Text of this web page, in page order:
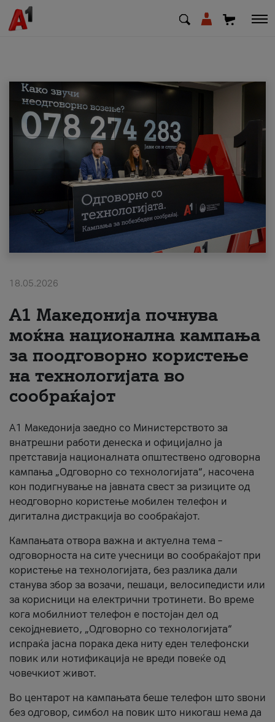
МК EN SQ
Деловни
Поддршка
Надополни кредит
#ПодобарОнлајн
18.05.2026
A1 Македонија почнува
моќна национална кампања
за поодговорно користење
на технологијата во
сообраќајот
A1 Македонија заедно со Министерството за
внатрешни работи денеска и официјално ја
претставија националната општествено одговорна
кампања „Одговорно со технологијата“, насочена
кон подигнување на јавната свест за ризиците од
неодговорно користење мобилен телефон и
дигитална дистракција во сообраќајот.
Кампањата отвора важна и актуелна тема –
одговорноста на сите учесници во сообраќајот при
користење на технологијата, без разлика дали
станува збор за возачи, пешаци, велосипедисти или
за корисници на електрични тротинети. Во време
кога мобилниот телефон е постојан дел од
секојдневието, „Одговорно со технологијата“
испраќа јасна порака дека ниту еден телефонски
повик или нотификација не вреди повеќе од
човечкиот живот.
Во центарот на кампањата беше телефон што ѕвони
без одговор, симбол на повик што никогаш нема да